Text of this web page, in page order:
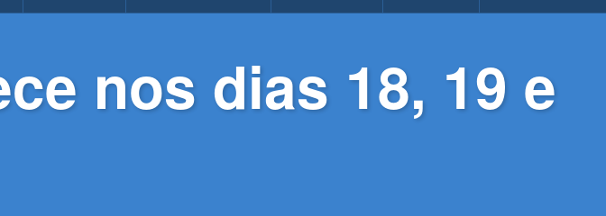
nos dias 18, 19 e